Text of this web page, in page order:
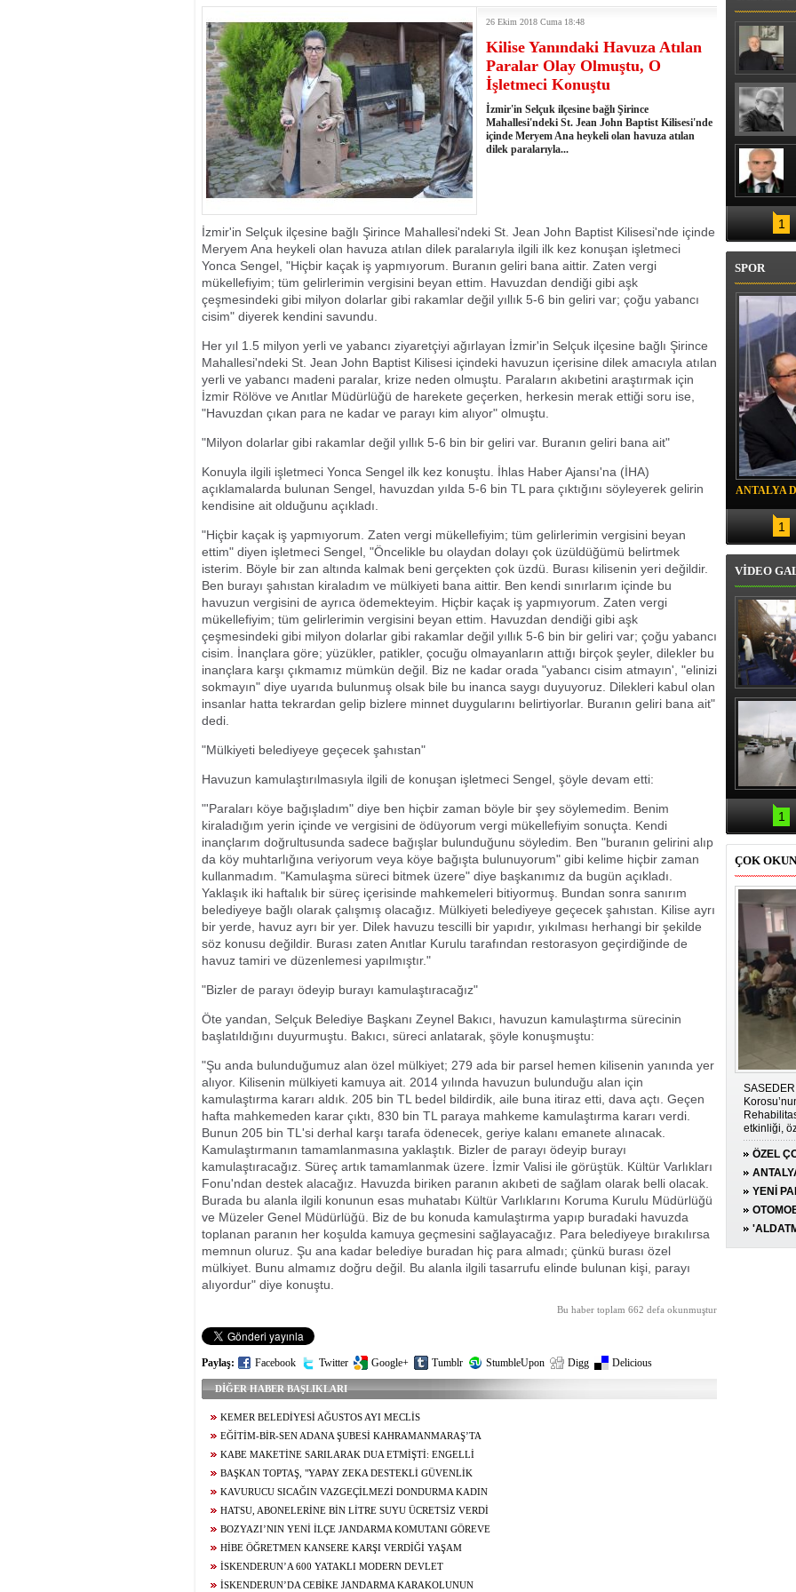
GÖRDÜ
26 Ekim 2018 Cuma 18:48
Kilise Yanındaki Havuza Atılan
Paralar Olay Olmuştu, O
İşletmeci Konuştu
İzmir'in Selçuk ilçesine bağlı Şirince
Mahallesi'ndeki St. Jean John Baptist Kilisesi'nde
içinde Meryem Ana heykeli olan havuza atılan
dilek paralarıyla...
İzmir'in Selçuk ilçesine bağlı Şirince Mahallesi'ndeki St. Jean John Baptist Kilisesi'nde içinde
Meryem Ana heykeli olan havuza atılan dilek paralarıyla ilgili ilk kez konuşan işletmeci
Yonca Sengel, "Hiçbir kaçak iş yapmıyorum. Buranın geliri bana aittir. Zaten vergi
mükellefiyim; tüm gelirlerimin vergisini beyan ettim. Havuzdan dendiği gibi aşk
çeşmesindeki gibi milyon dolarlar gibi rakamlar değil yıllık 5-6 bin geliri var; çoğu yabancı
cisim" diyerek kendini savundu.
Her yıl 1.5 milyon yerli ve yabancı ziyaretçiyi ağırlayan İzmir'in Selçuk ilçesine bağlı Şirince
Mahallesi'ndeki St. Jean John Baptist Kilisesi içindeki havuzun içerisine dilek amacıyla atılan
yerli ve yabancı madeni paralar, krize neden olmuştu. Paraların akıbetini araştırmak için
İzmir Rölöve ve Anıtlar Müdürlüğü de harekete geçerken, herkesin merak ettiği soru ise,
"Havuzdan çıkan para ne kadar ve parayı kim alıyor" olmuştu.
"Milyon dolarlar gibi rakamlar değil yıllık 5-6 bin bir geliri var. Buranın geliri bana ait"
Konuyla ilgili işletmeci Yonca Sengel ilk kez konuştu. İhlas Haber Ajansı'na (İHA)
açıklamalarda bulunan Sengel, havuzdan yılda 5-6 bin TL para çıktığını söyleyerek gelirin
kendisine ait olduğunu açıkladı.
"Hiçbir kaçak iş yapmıyorum. Zaten vergi mükellefiyim; tüm gelirlerimin vergisini beyan
ettim" diyen işletmeci Sengel, "Öncelikle bu olaydan dolayı çok üzüldüğümü belirtmek
isterim. Böyle bir zan altında kalmak beni gerçekten çok üzdü. Burası kilisenin yeri değildir.
Ben burayı şahıstan kiraladım ve mülkiyeti bana aittir. Ben kendi sınırlarım içinde bu
havuzun vergisini de ayrıca ödemekteyim. Hiçbir kaçak iş yapmıyorum. Zaten vergi
mükellefiyim; tüm gelirlerimin vergisini beyan ettim. Havuzdan dendiği gibi aşk
çeşmesindeki gibi milyon dolarlar gibi rakamlar değil yıllık 5-6 bin bir geliri var; çoğu yabancı
cisim. İnançlara göre; yüzükler, patikler, çocuğu olmayanların attığı birçok şeyler, dilekler bu
inançlara karşı çıkmamız mümkün değil. Biz ne kadar orada "yabancı cisim atmayın', "elinizi
sokmayın" diye uyarıda bulunmuş olsak bile bu inanca saygı duyuyoruz. Dilekleri kabul olan
insanlar hatta tekrardan gelip bizlere minnet duygularını belirtiyorlar. Buranın geliri bana ait"
dedi.
"Mülkiyeti belediyeye geçecek şahıstan"
Havuzun kamulaştırılmasıyla ilgili de konuşan işletmeci Sengel, şöyle devam etti:
"'Paraları köye bağışladım" diye ben hiçbir zaman böyle bir şey söylemedim. Benim
kiraladığım yerin içinde ve vergisini de ödüyorum vergi mükellefiyim sonuçta. Kendi
inançlarım doğrultusunda sadece bağışlar bulunduğunu söyledim. Ben "buranın gelirini alıp
da köy muhtarlığına veriyorum veya köye bağışta bulunuyorum" gibi kelime hiçbir zaman
kullanmadım. "Kamulaşma süreci bitmek üzere" diye başkanımız da bugün açıkladı.
Yaklaşık iki haftalık bir süreç içerisinde mahkemeleri bitiyormuş. Bundan sonra sanırım
belediyeye bağlı olarak çalışmış olacağız. Mülkiyeti belediyeye geçecek şahıstan. Kilise ayrı
bir yerde, havuz ayrı bir yer. Dilek havuzu tescilli bir yapıdır, yıkılması herhangi bir şekilde
söz konusu değildir. Burası zaten Anıtlar Kurulu tarafından restorasyon geçirdiğinde de
havuz tamiri ve düzenlemesi yapılmıştır."
"Bizler de parayı ödeyip burayı kamulaştıracağız"
Öte yandan, Selçuk Belediye Başkanı Zeynel Bakıcı, havuzun kamulaştırma sürecinin
başlatıldığını duyurmuştu. Bakıcı, süreci anlatarak, şöyle konuşmuştu:
"Şu anda bulunduğumuz alan özel mülkiyet; 279 ada bir parsel hemen kilisenin yanında yer
alıyor. Kilisenin mülkiyeti kamuya ait. 2014 yılında havuzun bulunduğu alan için
kamulaştırma kararı aldık. 205 bin TL bedel bildirdik, aile buna itiraz etti, dava açtı. Geçen
hafta mahkemeden karar çıktı, 830 bin TL paraya mahkeme kamulaştırma kararı verdi.
Bunun 205 bin TL'si derhal karşı tarafa ödenecek, geriye kalanı emanete alınacak.
Kamulaştırmanın tamamlanmasına yaklaştık. Bizler de parayı ödeyip burayı
kamulaştıracağız. Süreç artık tamamlanmak üzere. İzmir Valisi ile görüştük. Kültür Varlıkları
Fonu'ndan destek alacağız. Havuzda biriken paranın akıbeti de sağlam olarak belli olacak.
Burada bu alanla ilgili konunun esas muhatabı Kültür Varlıklarını Koruma Kurulu Müdürlüğü
ve Müzeler Genel Müdürlüğü. Biz de bu konuda kamulaştırma yapıp buradaki havuzda
toplanan paranın her koşulda kamuya geçmesini sağlayacağız. Para belediyeye bırakılırsa
memnun oluruz. Şu ana kadar belediye buradan hiç para almadı; çünkü burası özel
mülkiyet. Bunu almamız doğru değil. Bu alanla ilgili tasarrufu elinde bulunan kişi, parayı
alıyordur" diye konuştu.
Bu haber toplam 662 defa okunmuştur
Paylaş: Facebook Twitter Google+ Tumblr StumbleUpon Digg Delicious
DİĞER HABER BAŞLIKLARI
KEMER BELEDİYESİ AĞUSTOS AYI MECLİS
TOPLANTISINDA ARAÇ FİLOSUNUN GÜÇLENDİRİLMESİNE
YÖNELİK KARARLAR ALINDI
EĞİTİM-BİR-SEN ADANA ŞUBESİ KAHRAMANMARAŞ’TA
TEMASLARDA BULUNDU
KABE MAKETİNE SARILARAK DUA ETMİŞTİ: ENGELLİ
GENCİN UMRE HAYALİ GERÇEK OLUYOR
BAŞKAN TOPTAŞ, "YAPAY ZEKA DESTEKLİ GÜVENLİK
KAMERALARIMIZLA PARKLARIMIZIN TAMAMINI İZLENEBİLİR
HALE GETİRİYORUZ"
KAVURUCU SICAĞIN VAZGEÇİLMEZİ DONDURMA KADIN
USTALARIN ELİNDE LEZZET BULUYOR
HATSU, ABONELERİNE BİN LİTRE SUYU ÜCRETSİZ VERDİ
BOZYAZI’NIN YENİ İLÇE JANDARMA KOMUTANI GÖREVE
BAŞLADI
HİBE ÖĞRETMEN KANSERE KARŞI VERDİĞİ YAŞAM
MÜCADELESİNİ KAYBETTİ
İSKENDERUN’A 600 YATAKLI MODERN DEVLET
HASTANESİ YÜKSELİYOR
İSKENDERUN’DA CEBİKE JANDARMA KARAKOLUNUN
1
SPOR
ANTALYA
DRON
1
VİDEO
Erbaş,
Veli
teravih
1
ÇOK
etkinliği,
duygu
ÖZEL
KINAMA
YENİ
YARALI